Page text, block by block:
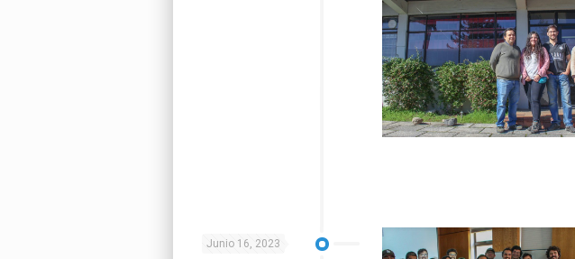
Junio 16, 2023